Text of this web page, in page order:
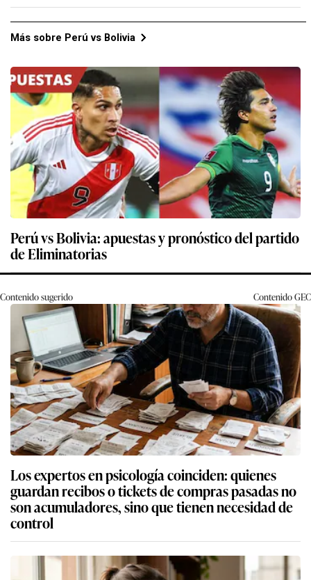
Más sobre Perú vs Bolivia
Perú vs Bolivia: apuestas y pronóstico del partido
de Eliminatorias
Contenido sugerido ContenidoGEC
Los expertos en psicología coinciden: quienes
guardan recibos o tickets de compras pasadas no
son acumuladores, sino que tienen necesidad de
control